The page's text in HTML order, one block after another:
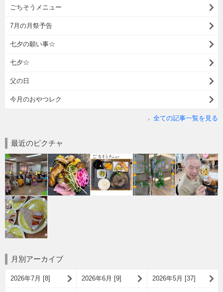
ごちそうメニュー
7月の月祭予告
七夕の願い事☆
七夕☆
父の日
今月のおやつレク
全ての記事一覧を見る
最近のピクチャ
月別アーカイブ
2026年7月 [8] 2026年6月 [9] 2026年5月 [37]